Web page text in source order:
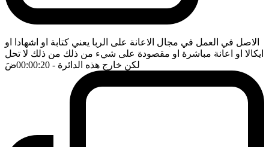
الاصل في العمل في مجال الاعانة على الربا يعني كتابة او اشهادا او
ايكالا او اعانة مباشرة او مقصودة على شيء من ذلك من ذلك لا تحل
لكن خارج هذه الدائرة - 00:00:20 ضَ